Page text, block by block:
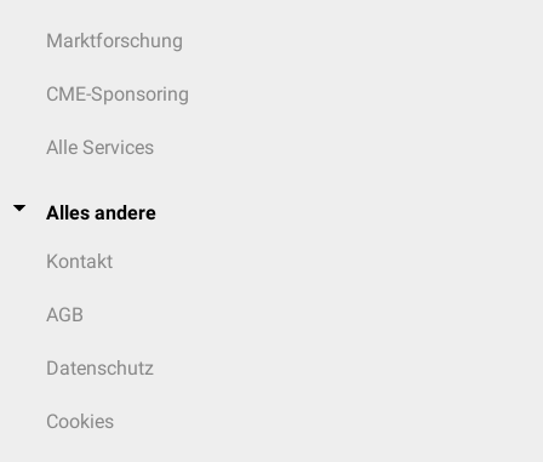
Marktforschung
CME-Sponsoring
Alle Services
Alles andere
Kontakt
AGB
Datenschutz
Cookies